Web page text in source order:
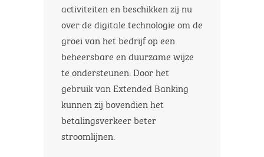
activiteiten en beschikken zij nu
over de digitale technologie om de
groei van het bedrijf op een
beheersbare en duurzame wijze
te ondersteunen. Door het
gebruik van Extended Banking
kunnen zij bovendien het
betalingsverkeer beter
stroomlijnen.